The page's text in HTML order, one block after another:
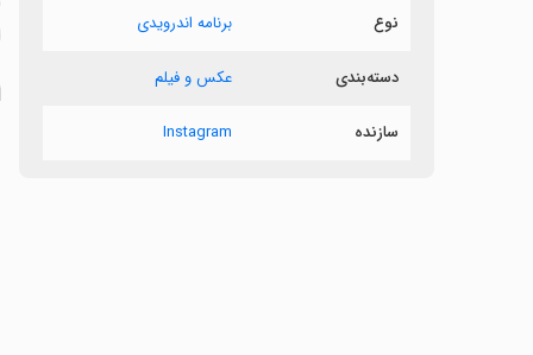
نوع برنامه اندرویدی
دسته‌بندی عکس و فیلم
سازنده Instagram